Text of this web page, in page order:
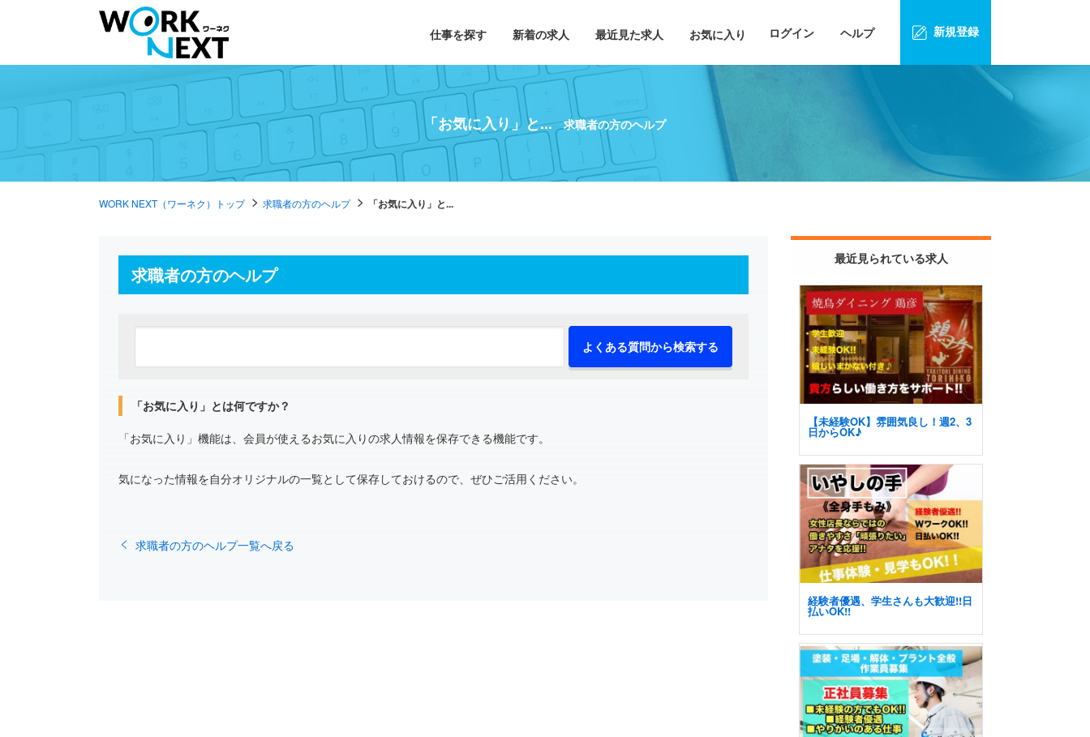
仕事を探す 新着の求人 最近見た求人 お気に入り ログイン ヘルプ 新規登録
「お気に入り」と... 求職者の方のヘルプ
WORK NEXT（ワーネク）トップ 求職者の方のヘルプ 「お気に入り」と...
求職者の方のヘルプ
「お気に入り」とは何ですか？
「お気に入り」機能は、会員が使えるお気に入りの求人情報を保存できる機能です。
気になった情報を自分オリジナルの一覧として保存しておけるので、ぜひご活用ください。
求職者の方のヘルプ一覧へ戻る
最近見られている求人
【未経験OK】雰囲気良し！週2、3
日からOK♪
経験者優遇、学生さんも大歓迎!!日
払いOK!!